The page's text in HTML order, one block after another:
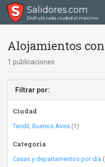
Salidores.com
Disfrutá cada ciudad al máximo
Alojamientos
1 publicaciones
Filtrar por:
Ciudad
Tandil, Buenos Aires (1)
Categoría
Casas y departamentos por día